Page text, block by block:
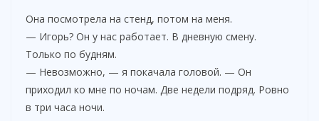
e
Она посмотрела на стенд, потом на меня.
— Игорь? Он у нас работает. В дневную смену.
Только по будням.
— Невозможно, — я покачала головой. — Он
приходил ко мне по ночам. Две недели подряд. Ровно
в три часа ночи.